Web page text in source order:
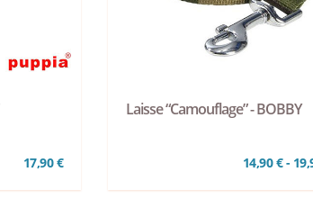
17,90 €
Laisse “Camouflage” - BOBBY
14,90 € -